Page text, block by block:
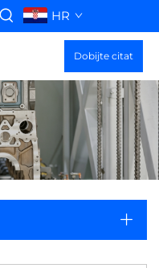
HR
Dobijte citat